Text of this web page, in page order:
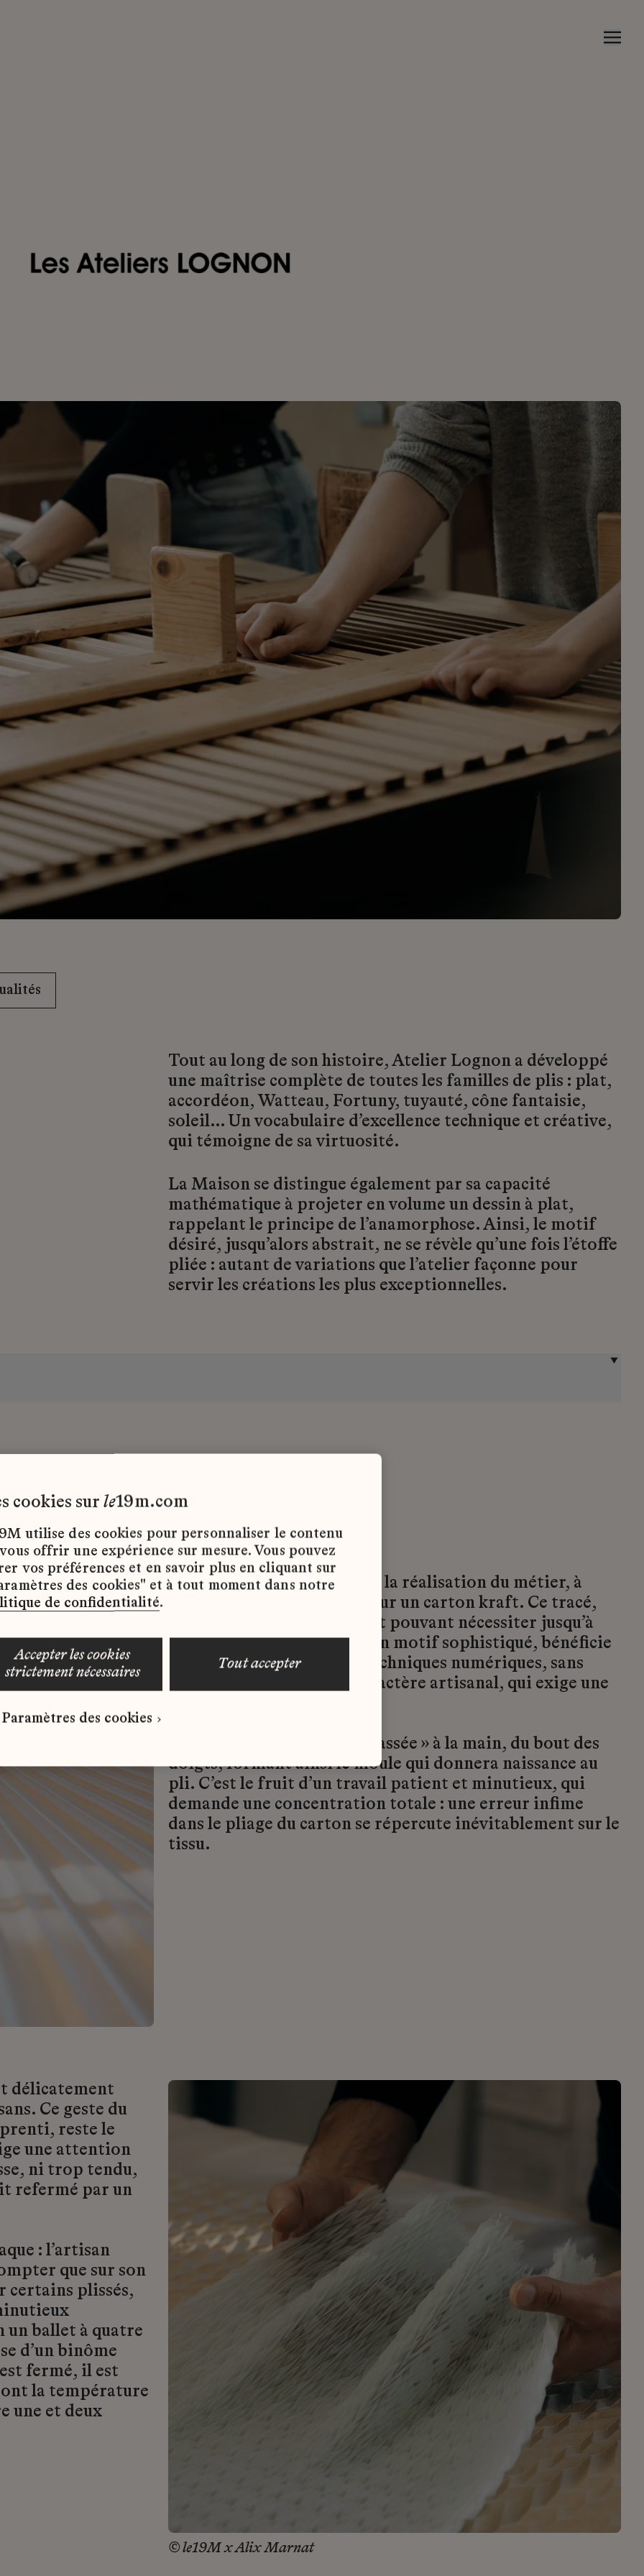
Tout au long de son histoire, Atelier Lognon a développé
une maîtrise complète de toutes les familles de plis : plat,
accordéon, Watteau, Fortuny, tuyauté, cône fantaisie,
soleil… Un vocabulaire d’excellence technique et créative,
qui témoigne de sa virtuosité.
La Maison se distingue également par sa capacité
mathématique à projeter en volume un dessin à plat,
rappelant le principe de l’anamorphose. Ainsi, le motif
désiré, jusqu’alors abstrait, ne se révèle qu’une fois l’étoffe
pliée : autant de variations que l’atelier façonne pour
servir les créations les plus exceptionnelles.
Rien ne serait possible sans la réalisation du métier, à
partir d’un dessin exécuté sur un carton kraft. Ce tracé,
jadis entièrement manuel et pouvant nécessiter jusqu’à
trois mois de travail pour un motif sophistiqué, bénéficie
aujourd’hui de l’appui de techniques numériques, sans
pour autant perdre son caractère artisanal, qui exige une
Chaque ligne est ensuite « cassée » à la main, du bout des
doigts, formant ainsi le moule qui donnera naissance au
pli. C’est le fruit d’un travail patient et minutieux, qui
demande une concentration totale : une erreur infime
dans le pliage du carton se répercute inévitablement sur le
tissu.
délicatement
Ce geste du
reste le
une attention
ni trop tendu,
refermé par un
: l’artisan
que sur son
certains plissés,
un ballet à quatre
d’un binôme
fermé, il est
la température
une et deux
© le19M x Alix Marnat
cookies sur le19m.com
utilise des cookies pour personnaliser le contenu
offrir une expérience sur mesure. Vous pouvez
vos préférences et en savoir plus en cliquant sur
des cookies" et à tout moment dans notre
de confidentialité.
accepter les cookies
strictement nécessaires
tout accepter
Paramètres des cookies